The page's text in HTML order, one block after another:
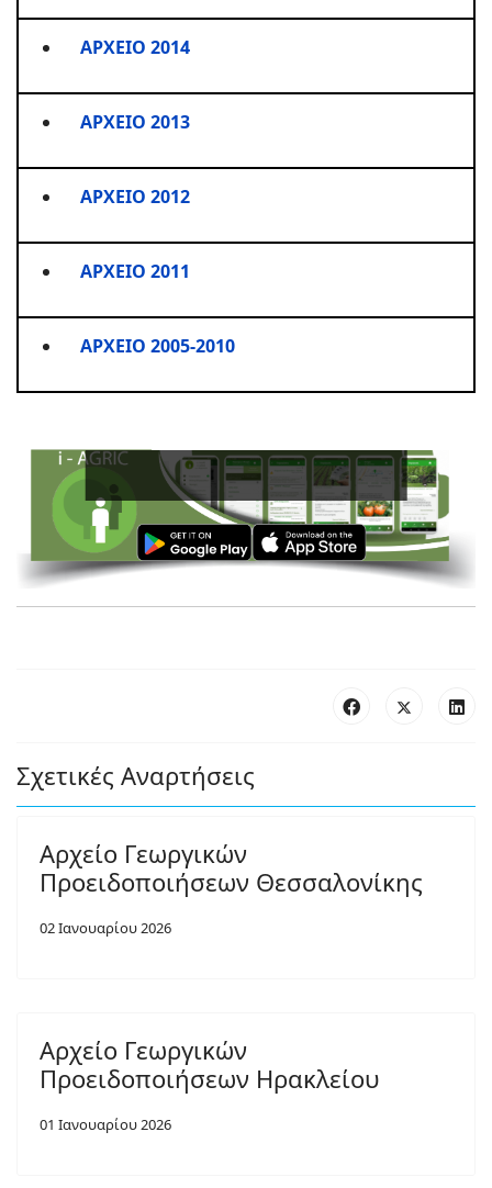
ΑΡΧΕΙΟ 2014
ΑΡΧΕΙΟ 2013
ΑΡΧΕΙΟ 2012
ΑΡΧΕΙΟ 2011
ΑΡΧΕΙΟ 2005-2010
Σχετικές Αναρτήσεις
Αρχείο Γεωργικών
Προειδοποιήσεων Θεσσαλονίκης
02 Ιανουαρίου 2026
Αρχείο Γεωργικών
Προειδοποιήσεων Ηρακλείου
01 Ιανουαρίου 2026